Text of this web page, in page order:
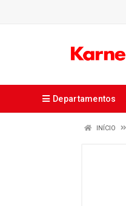
Departamentos
INÍCIO